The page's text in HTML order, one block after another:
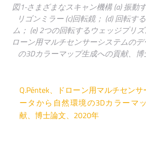
図1-さまざまなスキャン機構 (a) 振動
リゴンミラー (c)回転鏡； (d) 回転す
ム； (e) 2つの回転するウェッジプリズ
ローン用マルチセンサーシステムの
の3Dカラーマップ生成への貢献、
Q.Péntek、ドローン用マルチセン
ータから自然環境の3Dカラーマ
献、博士論文、2020年